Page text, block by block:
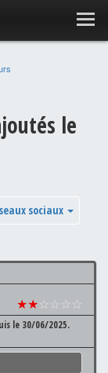
le
sociaux
★★☆☆☆☆
le 30/06/2025.